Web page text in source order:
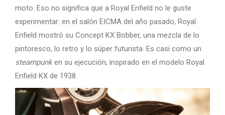
moto. Eso no significa que a Royal Enfield no le guste
experimentar: en el salón EICMA del año pasado, Royal
Enfield mostró su Concept KX Bobber, una mezcla de lo
pintoresco, lo retro y lo súper futurista. Es casi como un
steampunken su ejecución, inspirado en el modelo Royal
Enfield KX de 1938.